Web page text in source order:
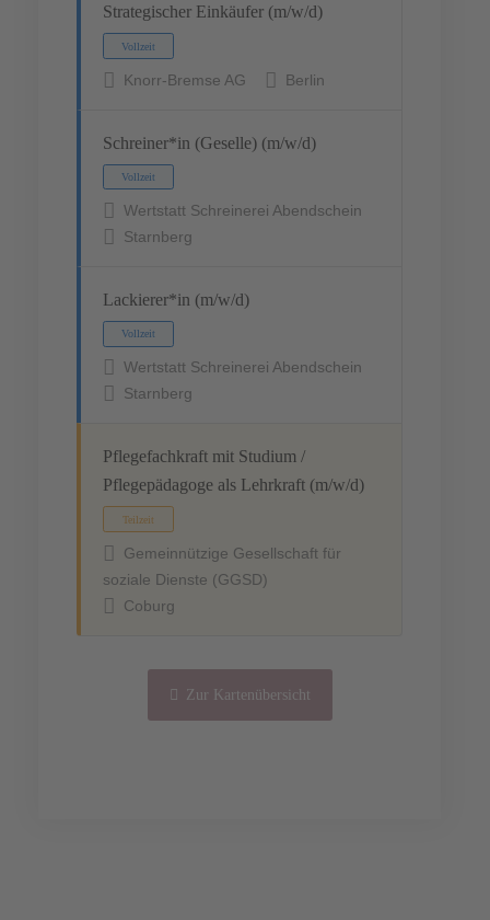
Vollzeit
Strategischer Einkäufer (m/w/d)
Knorr-Bremse AG Berlin
Schreiner*in (Geselle) (m/w/d)
Wertstatt Schreinerei Abendschein
Starnberg
Lackierer*in (m/w/d)
Wertstatt Schreinerei Abendschein
Starnberg
Pflegefachkraft mit Studium /
Pflegepädagoge als Lehrkraft (m/w/d)
Gemeinnützige Gesellschaft für
soziale Dienste (GGSD)
Coburg
Zur Kartenübersicht